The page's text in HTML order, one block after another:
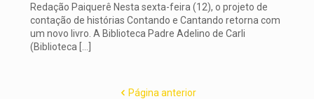
Redação Paiquerê Nesta sexta-feira (12), o projeto de
contação de histórias Contando e Cantando retorna com
um novo livro. A Biblioteca Padre Adelino de Carli
(Biblioteca […]
Página anterior